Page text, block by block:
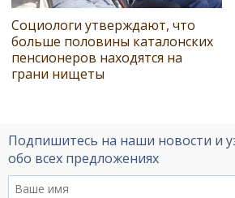
Социологи утверждают, что
больше половины каталонских
пенсионеров находятся на
грани нищеты
Подпишитесь на наши новости и
обо всех предложениях